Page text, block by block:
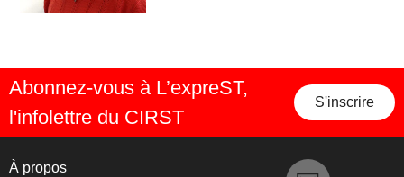
Abonnez-vous à L’expreST,
l'infolettre du CIRST
S'inscrire
À propos